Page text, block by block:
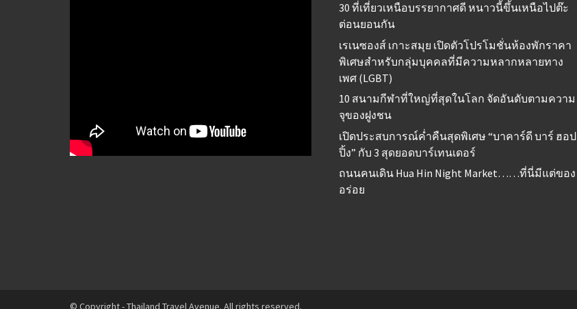
30 ที่เที่ยวเหนือบรรยากาศดี หนาวนี้ขึ้นเหนือไปต๊ะ
ต่อนยอนกัน
เรเนซองส์ เกาะสมุย เปิดตัวโปรโมชั่นห้องพักราคา
พิเศษสำหรับกลุ่มบุคคลที่มีความหลากหลายทาง
เพศ (LGBT)
10 สนามกีฬาที่ใหญ่ที่สุดในโลก จัดอันดับตามความ
จุของฝูงชน
เปิดประสบการณ์ค่ำคืนสุดพิเศษ “บาคาร์ดี บาร์ ฮอป
ปิ้ง” กับ 3 สุดยอดบาร์เทนเดอร์
ถนนคนเดิน Hua Hin Night Market……ที่นี่มีแต่ของ
อร่อย
© Copyright - Thailand Travel Avenue. All rights reserved.